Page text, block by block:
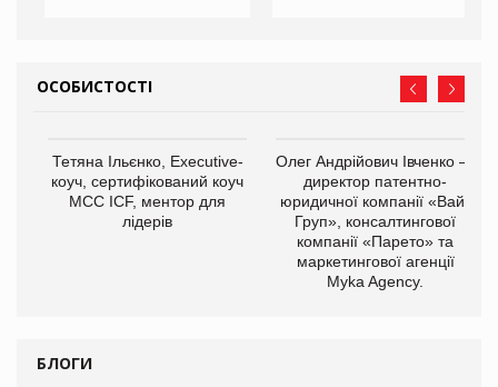
ОСОБИСТОСТІ
Тетяна Ільєнко, Executive-
коуч, сертифікований коуч
МСС ICF, ментор для
лідерів
Олег Андрійович Івченко —
директор патентно-
юридичної компанії «Вайз
Груп», консалтингової
компанії «Парето» та
маркетингової агенції
Myka Agency.
БЛОГИ